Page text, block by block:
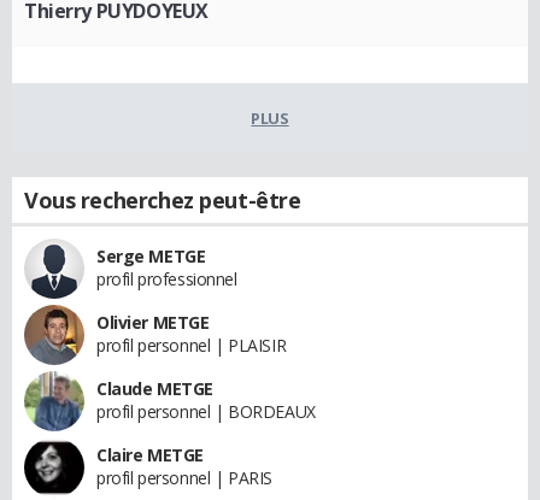
Thierry PUYDOYEUX
PLUS
Vous recherchez peut-être
Serge METGE
profil professionnel
Olivier METGE
profil personnel | PLAISIR
Claude METGE
profil personnel | BORDEAUX
Claire METGE
profil personnel | PARIS